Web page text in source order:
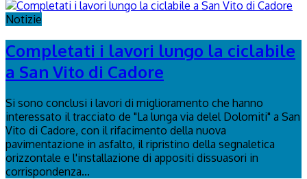
Notizie
Completati i lavori lungo la ciclabile
a San Vito di Cadore
Si sono conclusi i lavori di miglioramento che hanno
interessato il tracciato de "La lunga via delel Dolomiti" a San
Vito di Cadore, con il rifacimento della nuova
pavimentazione in asfalto, il ripristino della segnaletica
orizzontale e l'installazione di appositi dissuasori in
corrispondenza...